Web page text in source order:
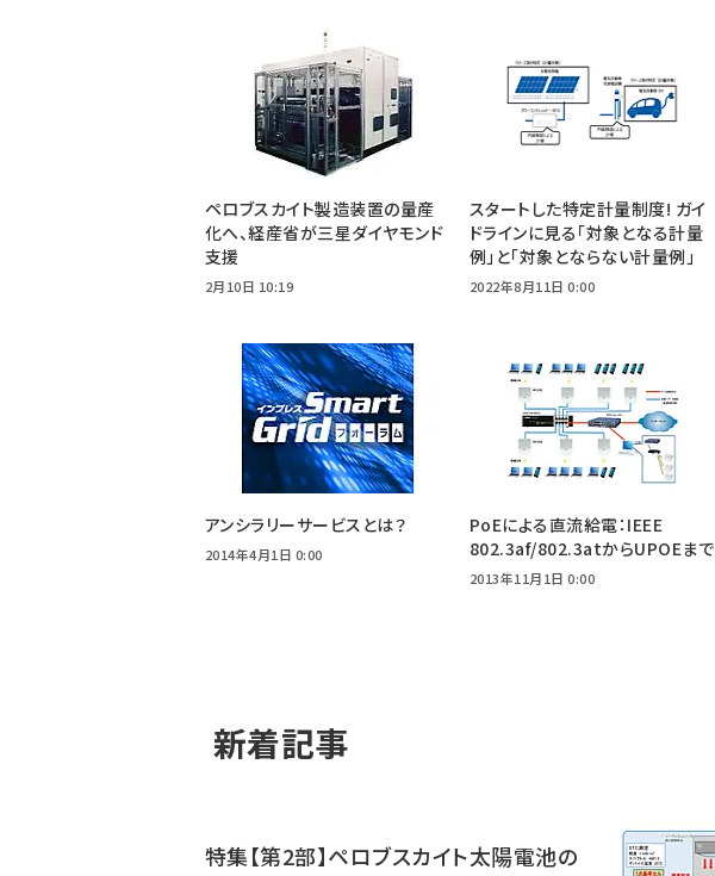
ペロブスカイト製造装置の量産
化へ、経産省が三星ダイヤモンド
支援
2月10日 10:19
スタートした特定計量制度! ガイ
ドラインに見る「対象となる計量
例」と「対象とならない計量例」
2022年8月11日 0:00
アンシラリーサービスとは？
2014年4月1日 0:00
PoEによる直流給電：IEEE
802.3af/802.3atからUPOEまで
2013年11月1日 0:00
新着記事
特集【第2部】ペロブスカイト太陽電池の